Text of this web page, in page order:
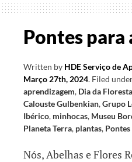
Pontes para
Written by HDE Serviço de
Março 27th, 2024. Filed
aprendizagem, Dia da Floresta
Calouste Gulbenkian,Grupo
Ibérico, minhocas, Museu
Planeta Terra, plantas, Pontes
Nós, Abelhas e Flores